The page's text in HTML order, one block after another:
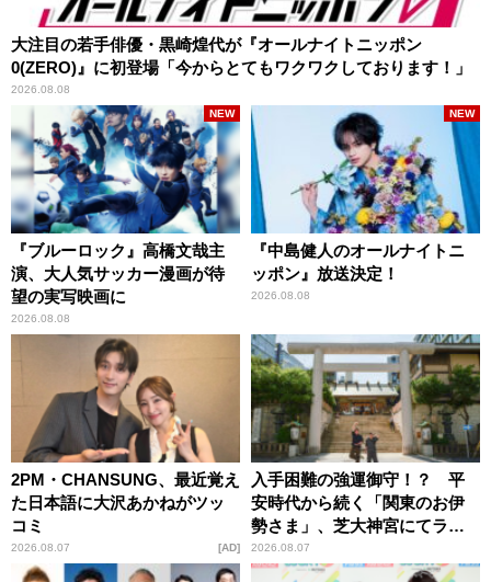
大注目の若手俳優・黒崎煌代が『オールナイトニッポン
0(ZERO)』に初登場「今からとてもワクワクしております！」
2026.08.08
『ブルーロック』高橋文哉主
演、大人気サッカー漫画が待
望の実写映画に
2026.08.08
NEW
『中島健人のオールナイトニ
ッポン』放送決定！
2026.08.08
NEW
2PM・CHANSUNG、最近覚え
た日本語に大沢あかねがツッ
コミ
2026.08.07 AD
入手困難の強運御守！？ 平
安時代から続く「関東のお伊
勢さま」、芝大神宮にてラン
パンプスが合格祈願！
2026.08.07